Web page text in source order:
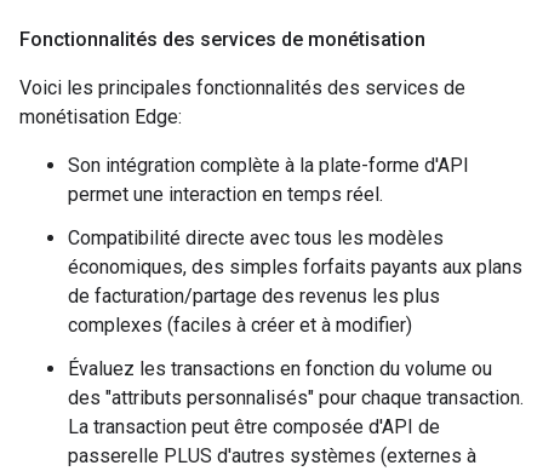
Fonctionnalités des services de monétisation
Voici les principales fonctionnalités des services de
monétisation Edge:
Son intégration complète à la plate-forme d'API
permet une interaction en temps réel.
Compatibilité directe avec tous les modèles
économiques, des simples forfaits payants aux plans
de facturation/partage des revenus les plus
complexes (faciles à créer et à modifier)
Évaluez les transactions en fonction du volume ou
des "attributs personnalisés" pour chaque transaction.
La transaction peut être composée d'API de
passerelle PLUS d'autres systèmes (externes à